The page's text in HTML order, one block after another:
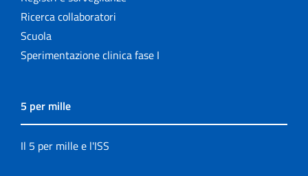
Ricerca collaboratori
Scuola
Sperimentazione clinica fase I
5 per mille
Il 5 per mille e l'ISS